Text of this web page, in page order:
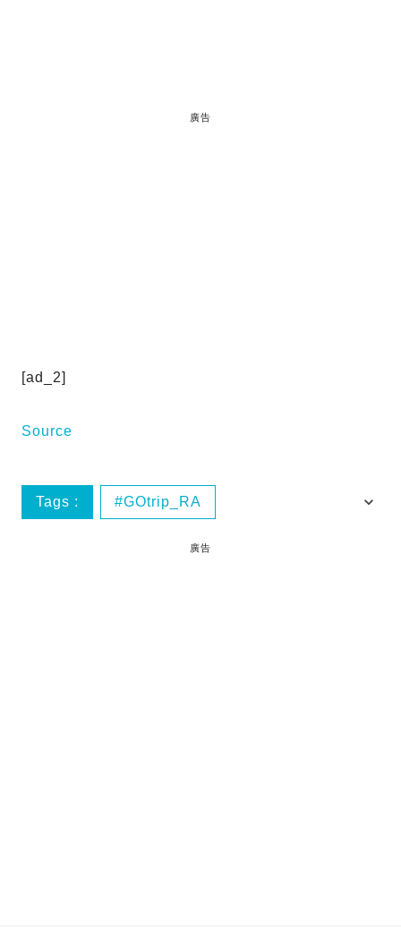
廣告
[ad_2]
Source
Tags : GOtrip_RA
GOtrip網購
廣告